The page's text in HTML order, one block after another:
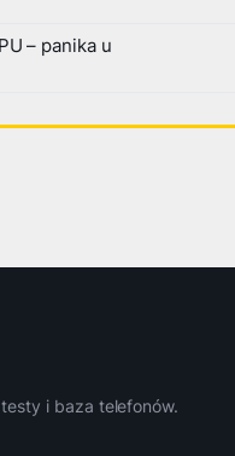
– panika u
i baza telefonów.